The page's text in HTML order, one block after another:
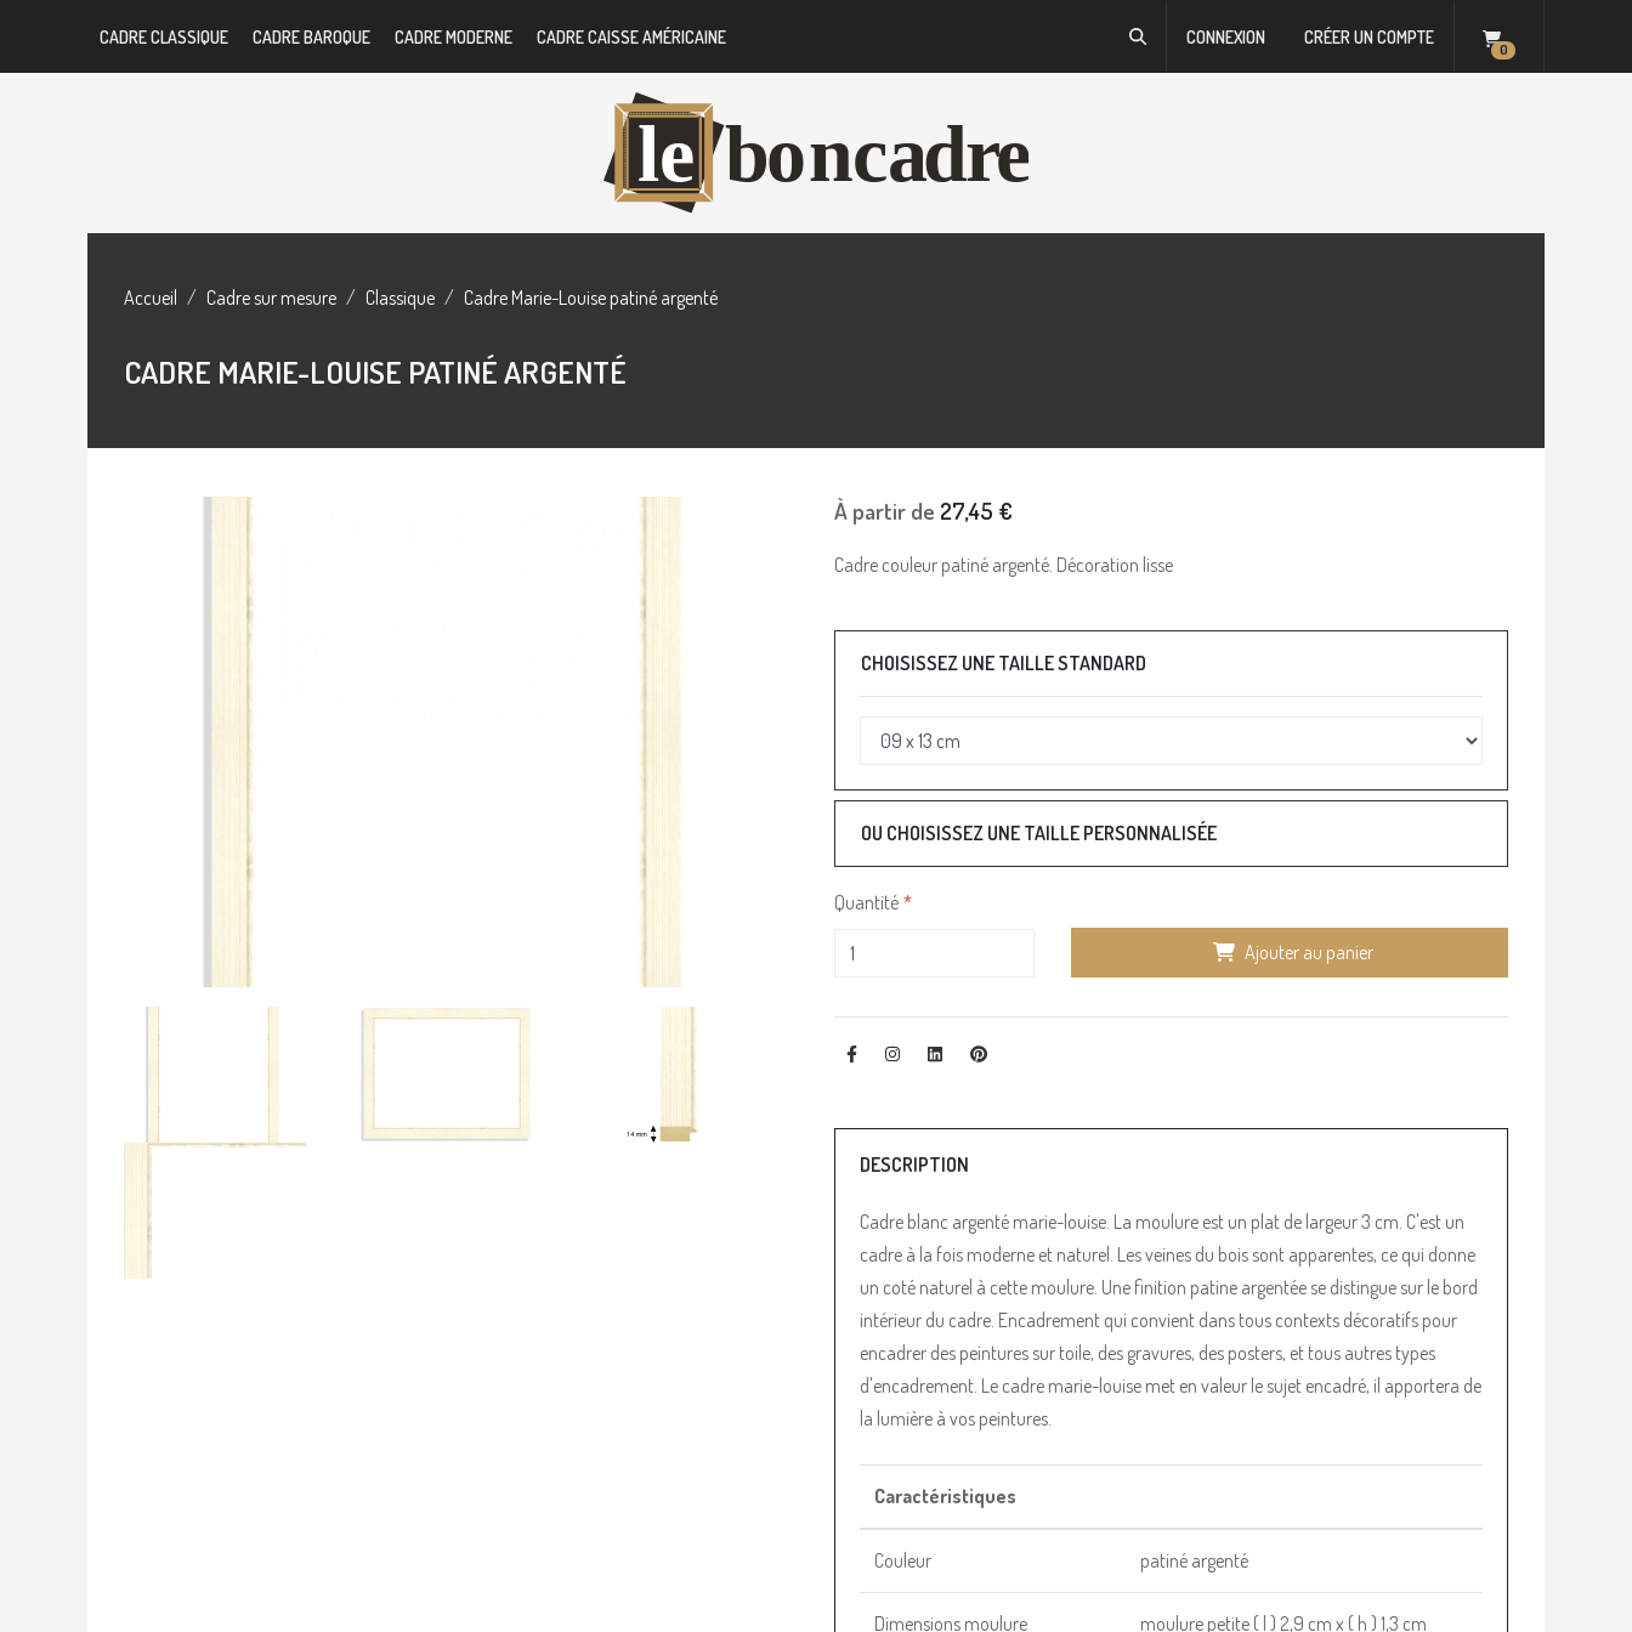
CADRE CLASSIQUE CADRE BAROQUE CADRE MODERNE CADRE CAISSE AMÉRICAINE CONNEXION CRÉER UN COMPTE
0
Accueil Cadre sur mesure Classique Cadre Marie-Louise patiné argenté
CADRE MARIE-LOUISE PATINÉ ARGENTÉ
À partir de 27,45 €
Cadre couleur patiné argenté. Décoration lisse
CHOISISSEZ UNE TAILLE STANDARD
OU CHOISISSEZ UNE TAILLE PERSONNALISÉE
Quantité
Ajouter au panier
DESCRIPTION
Cadre blanc argenté marie-louise. La moulure est un plat de largeur 3 cm. C'est un
cadre à la fois moderne et naturel. Les veines du bois sont apparentes, ce qui donne
un coté naturel à cette moulure. Une finition patine argentée se distingue sur le bord
intérieur du cadre. Encadrement qui convient dans tous contexts décoratifs pour
encadrer des peintures sur toile, des gravures, des posters, et tous autres types
d'encadrement. Le cadre marie-louise met en valeur le sujet encadré, il apportera de
la lumière à vos peintures.
Caractéristiques
Couleur patiné argenté
Dimensions moulure moulure petite ( l ) 2,9 cm x ( h ) 1,3 cm